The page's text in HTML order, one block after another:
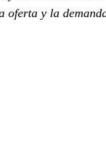
oferta y la